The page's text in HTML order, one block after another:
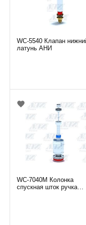
WC-5540 Клапан
латунь АНИ
WC-7040М Колонка
спускная шток ручка